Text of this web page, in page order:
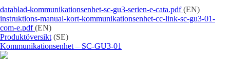
Maskinsäkerhet
LjusridåerLjustorn
Varningsljud
Varningsljus
datablad-kommunikationsenhet-sc-gu3-serien-e-cata.pdf(EN)
instruktions-manual-kort-kommunikationsenhet-cc-link-sc-gu3-01-
com-e.pdf(EN)
Produktöversikt (SE)
Kommunikationsenhet – SC-GU3-01